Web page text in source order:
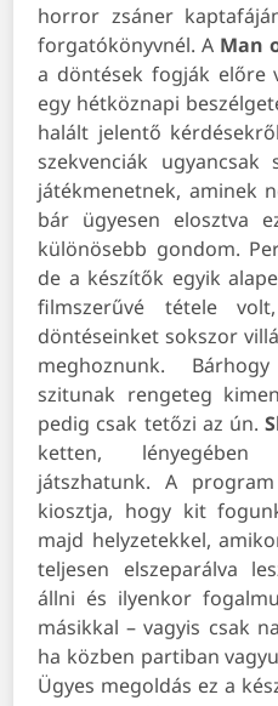
horror zsáner
forgatókönyvnél. A Man
a döntések fogják előre
egy hétköznapi
halált jelentő
szekvenciák
játékmenetnek, aminek
bár ügyesen elosztva
különösebb gondom.
de a készítők egyik
filmszerűvé tétele
döntéseinket sokszor
meghoznunk.
szitunak rengeteg
pedig csak tetőzi az ún.
ketten, lényegében
játszhatunk. A
kiosztja, hogy kit
majd helyzetekkel,
teljesen elszeparálva
állni és ilyenkor
másikkal – vagyis csak
ha közben partiban
Ügyes megoldás ez a